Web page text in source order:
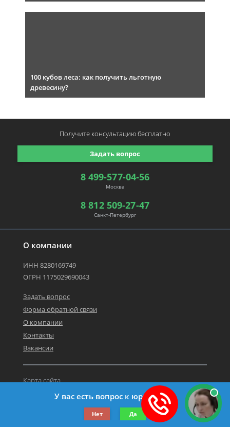
100 кубов леса: как получить льготную
древесину?
О компании
ИНН 8280169749
ОГРН 1175029690043
Задать вопрос
Форма обратной связи
О компании
Контакты
Вакансии
©2019-2026 Все права защищены.
Карта сайта
Политика персональных данных
8 499-577-04-56
Москва
8 812 509-27-47
Санкт-Петербург
Задать вопрос
Получите консультациюбесплатно
У вас есть вопрос к юристу?
Нет Да